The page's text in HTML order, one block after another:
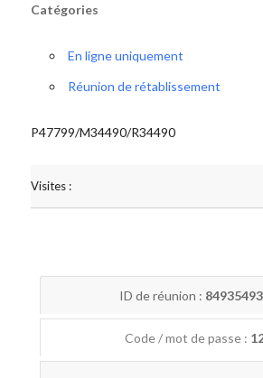
Catégories
En ligne uniquement
Réunion de rétablissement
P47799/M34490/R34490
Visites :
ID de réunion :
Code / mot de passe :